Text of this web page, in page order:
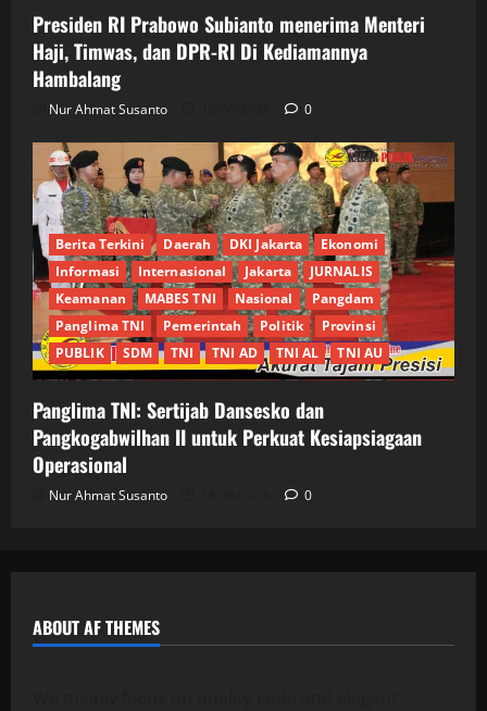
Presiden RI Prabowo Subianto menerima Menteri
Haji, Timwas, dan DPR-RI Di Kediamannya
Hambalang
Nur Ahmat Susanto 0
Berita Terkini Daerah DKI Jakarta
Ekonomi
Informasi
Internasional Jakarta
JURNALIS
Keamanan
MABES TNI Nasional
Pangdam
Panglima TNI
Pemerintah Politik
Provinsi
PUBLIK
SDM TNI TNI AD TNI AL TNI AU
Panglima TNI: Sertijab Dansesko dan
Pangkogabwilhan II untuk Perkuat Kesiapsiagaan
Operasional
Nur Ahmat Susanto 0
ABOUT AF THEMES